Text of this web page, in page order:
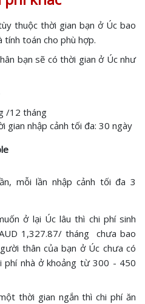
thuộc thời gian bạn ở Úc bao
tính toán cho phù hợp.
bạn sẽ có thời gian ở Úc như
/12 tháng
gian nhập cảnh tối đa: 30 ngày
mỗi lần nhập cảnh tối đa 3
ở lại Úc lâu thì chi phí sinh
1,327.87/ tháng chưa bao
thân của bạn ở Úc chưa có
phí nhà ở khoảng từ 300 - 450
thời gian ngắn thì chi phí ăn